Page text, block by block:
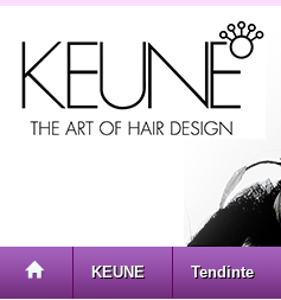
KEUNE Tendinte